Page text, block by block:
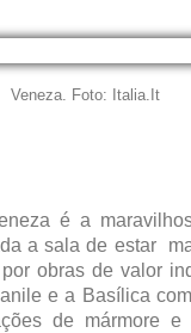
Veneza. Foto: Italia.It
é a
a sala de estar
obras de valor
e a Basílica
de mármore e